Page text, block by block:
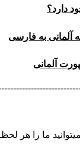
دارد؟
آلمانی به فارسی
آلمانی
ما را هر